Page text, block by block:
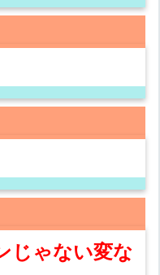
じゃない変な